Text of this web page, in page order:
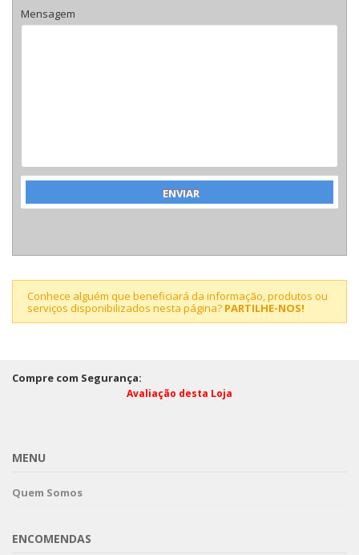
Mensagem
Conhece alguém que beneficiará da informação, produtos ou
serviços disponibilizados nesta página? PARTILHE-NOS!
Compre com Segurança:
Avaliação desta Loja
MENU
Quem Somos
ENCOMENDAS